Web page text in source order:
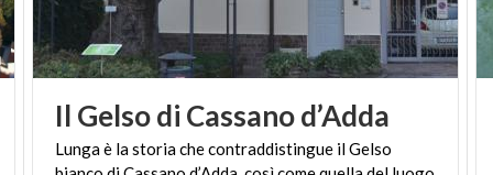
locali incuranti del suo declino. Solo negli anni 80 fu
privatizzato e riportato ai suoi antichi splendori.
Oggi il palazzo è reso disponibile per cerimonie,
meeting, set cinematografici e congressi.
IL CASTELLO:si pensa sia stato edificato intorno
Il Gelsodi Cassanod’Adda
Lunga è la storia che contraddistingue il Gelso